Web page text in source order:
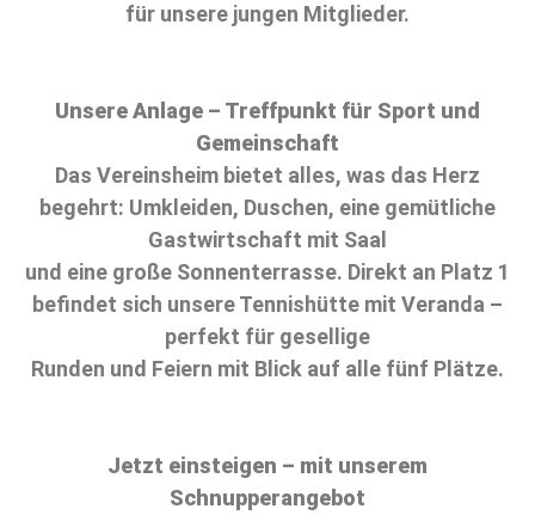
für unsere jungen Mitglieder.
Unsere Anlage – Treffpunkt für Sport und
Gemeinschaft
Das Vereinsheim bietet alles, was das Herz
begehrt: Umkleiden, Duschen, eine gemütliche
Gastwirtschaft mit Saal
und eine große Sonnenterrasse. Direkt an Platz 1
befindet sich unsere Tennishütte mit Veranda –
perfekt für gesellige
Runden und Feiern mit Blick auf alle fünf Plätze.
Jetzt einsteigen – mit unserem
Schnupperangebot